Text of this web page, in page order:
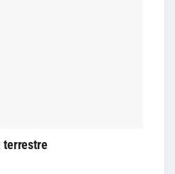
terrestre